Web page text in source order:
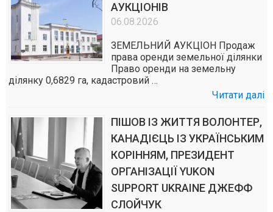
АУКЦІОНІВ
06.08.2026
ЗЕМЕЛЬНИЙ АУКЦІОН Продаж
права оренди земельної ділянки
Право оренди на земельну
ділянку 0,6829 га, кадастровий …
Читати далі
ПІШОВ ІЗ ЖИТТЯ ВОЛОНТЕР,
КАНАДІЄЦЬ ІЗ УКРАЇНСЬКИМ
КОРІННЯМ, ПРЕЗИДЕНТ
ОРГАНІЗАЦІЇ YUKON
SUPPORT UKRAINE ДЖЕФФ
СЛОЙЧУК